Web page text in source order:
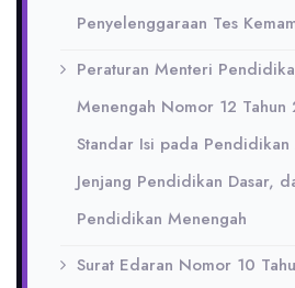
Penyelenggaraan Tes
Peraturan Menteri
Menengah Nomor 12 Tahun
Standar Isi pada Pendidikan
Jenjang Pendidikan Dasar,
Pendidikan Menengah
Surat Edaran Nomor 10